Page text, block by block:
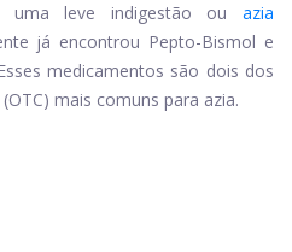
uma leve indigestão ou azia
já encontrou Pepto-Bismol e
medicamentos são dois dos
mais comuns para azia.